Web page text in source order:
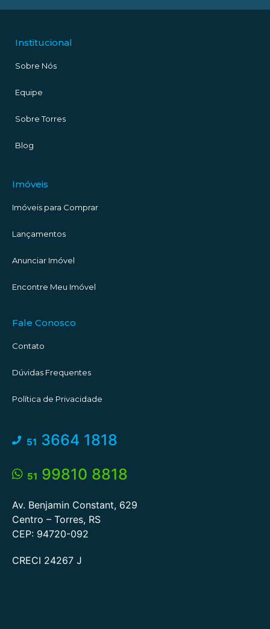
Institucional
Sobre Nós
Equipe
Sobre Torres
Blog
Imóveis
Imóveis para Comprar
Lançamentos
Anunciar Imóvel
Encontre Meu Imóvel
Fale Conosco
Contato
Dúvidas Frequentes
Política de Privacidade
51 3664 1818
51 99810 8818
Av. Benjamin Constant, 629
Centro – Torres, RS
CEP: 94720-092
CRECI 24267 J